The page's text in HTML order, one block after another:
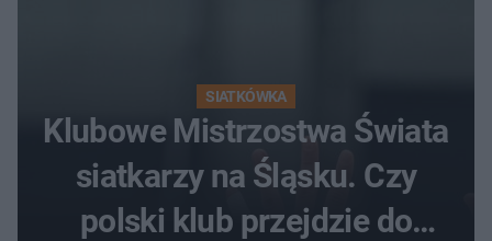
SIATKÓWKA
Klubowe Mistrzostwa Świata
siatkarzy na Śląsku. Czy
polski klub przejdzie do